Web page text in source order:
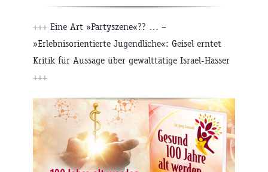
+++ Eine Art »Partyszene«?? … –
»Erlebnisorientierte Jugendliche«: Geisel erntet
Kritik für Aussage über gewalttätige Israel-Hasser
+++